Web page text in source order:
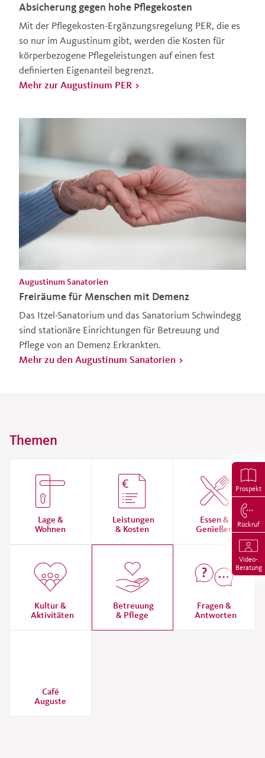
Prospekt
Rückruf
Video-
Beratung
Absicherung gegen hohe Pflegekosten
Mit der Pflegekosten-Ergänzungsregelung PER, die es
so nur im Augustinum gibt, werden die Kosten für
körperbezogene Pflegeleistungen auf einen fest
definierten Eigenanteil begrenzt.
Mehr zur Augustinum PER
Freiräume für Menschen mit Demenz
Augustinum Sanatorien
Das Itzel-Sanatorium und das Sanatorium Schwindegg
sind stationäre Einrichtungen für Betreuung und
Pflege von an Demenz Erkrankten.
Mehr zu den Augustinum Sanatorien
Themen
Lage &
Wohnen
Leistungen
& Kosten
Essen &
Genießen
Kultur &
Aktivitäten
Betreuung
& Pflege
Fragen &
Antworten
Café
Auguste